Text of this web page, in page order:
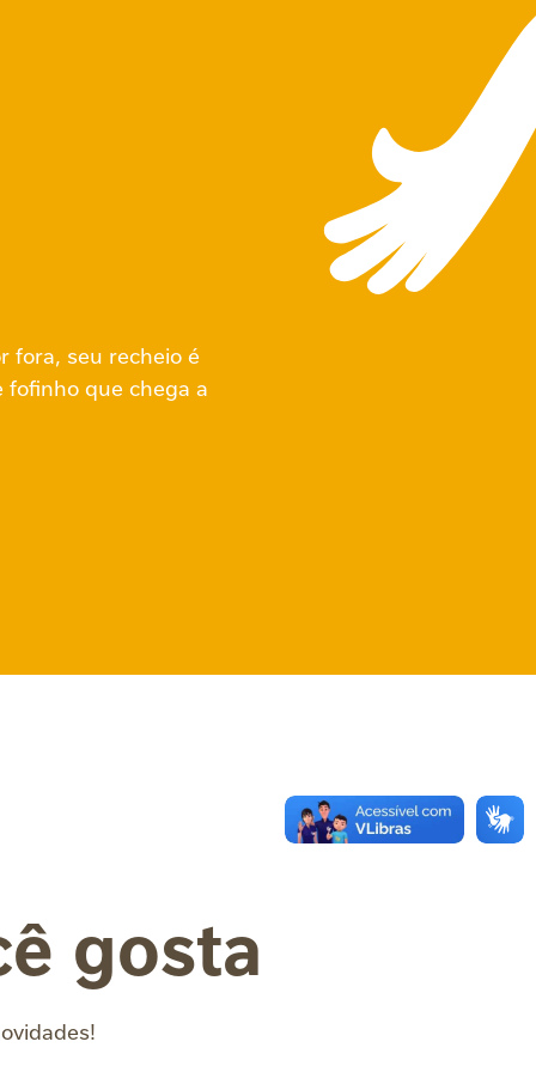
fora, seu recheio é
fofinho que chega a
gosta